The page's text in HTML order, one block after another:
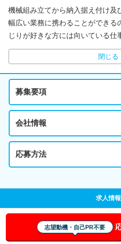
機械組み立てから納入据え付け及
幅広い業務に携わることができる
じりが好きな方には向いている
閉じる
募集要項
会社情報
応募方法
求人情報
志望動機・自己PR不要